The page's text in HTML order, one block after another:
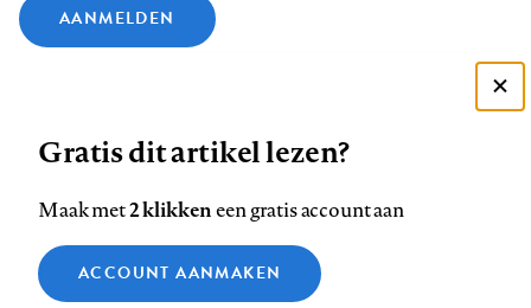
AANMELDEN
ons
op
Facebook
ons
op
LinkedIn
ons
op
Bluesky
ons
op
Instagram
ons
op
YouTube
ons
Footer
Contact Colofon Disclaimer Privacy
Medische vragen verdienen
Zie onze cookie policy
Analytische cookies
Gratis dit artikel lezen?
Maak met2 klikkeneen gratis account aan
ACCOUNT AANMAKEN